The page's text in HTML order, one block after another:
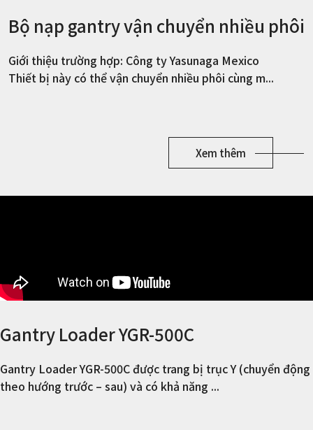
Bộ nạp gantry vận chuyển nhiều phôi
Giới thiệu trường hợp: Công ty Yasunaga Mexico
Thiết bị này có thể vận chuyển nhiều phôi cùng m...
Xem thêm
Gantry Loader YGR-500C
Gantry Loader YGR-500C được trang bị trục Y (chuyển động
theo hướng trước – sau) và có khả năng ...